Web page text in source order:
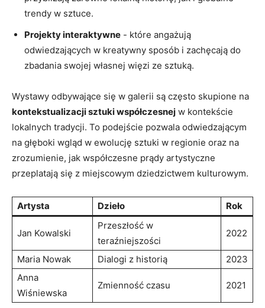
trendy ⁣w sztuce.
Projekty interaktywne ​- które angażują
odwiedzających w ⁤kreatywny sposób i zachęcają do
zbadania swojej własnej więzi ze sztuką.
Wystawy odbywające się w galerii są często ‍skupione ‍na
kontekstualizacji sztuki​ współczesnej w ‌kontekście⁣
lokalnych ​tradycji. To podejście pozwala odwiedzającym
na głęboki ‌wgląd w ewolucję sztuki w regionie oraz⁤ na
zrozumienie, jak współczesne ‌prądy artystyczne
przeplatają się⁤ z⁤ miejscowym dziedzictwem⁣ kulturowym.
Artysta Dzieło Rok
Jan Kowalski
Przeszłość w
teraźniejszości
2022
Maria Nowak Dialogi z historią
2023
Anna
Wiśniewska
Zmienność czasu 2021